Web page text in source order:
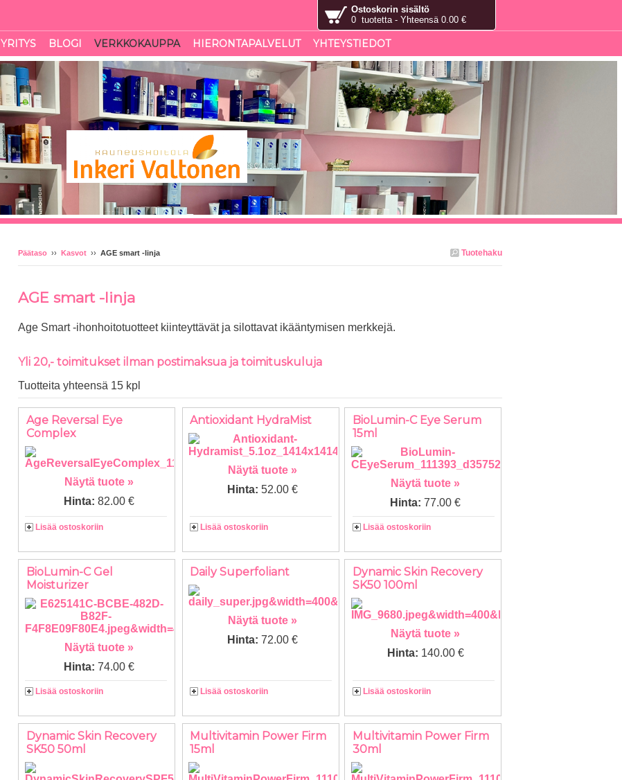
Ostoskorin sisältö
0 tuotetta - Yhteensä 0.00 €
YRITYS BLOGI VERKKOKAUPPA HIERONTAPALVELUT YHTEYSTIEDOT
Tuotehaku
Päätaso ›› Kasvot ›› AGE smart -linja
AGE smart -linja
Age Smart -ihonhoitotuotteet kiinteyttävät ja silottavat ikääntymisen merkkejä.
Yli 20,- toimitukset ilman postimaksua ja toimituskuluja
Tuotteita yhteensä 15 kpl
Age Reversal Eye
Complex
Näytä tuote »
Hinta:82.00 €
Lisää ostoskoriin
Antioxidant HydraMist
Näytä tuote »
Hinta: 52.00 €
Lisää ostoskoriin
BioLumin-C Eye Serum
15ml
Näytä tuote »
Hinta:77.00 €
Lisää ostoskoriin
BioLumin-C Gel
Moisturizer
Näytä tuote »
Hinta:74.00 €
Lisää ostoskoriin
Daily Superfoliant
Näytä tuote »
Hinta: 72.00 €
Lisää ostoskoriin
Dynamic Skin Recovery
SK50 100ml
Näytä tuote »
Hinta: 140.00 €
Lisää ostoskoriin
Dynamic Skin Recovery
SK50 50ml
Multivitamin Power Firm
15ml
Multivitamin Power Firm
30ml